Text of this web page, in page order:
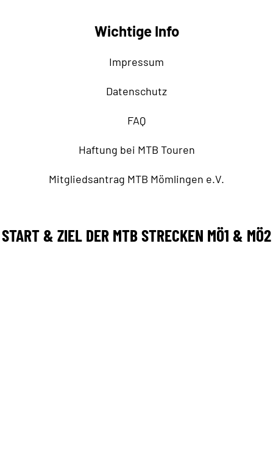
Wichtige Info
Impressum
Datenschutz
FAQ
Haftung bei MTB Touren
Mitgliedsantrag MTB Mömlingen e.V.
START & ZIEL DER MTB STRECKEN MÖ1 & MÖ2